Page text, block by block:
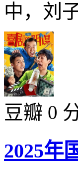
中，刘
豆瓣 0
2025年